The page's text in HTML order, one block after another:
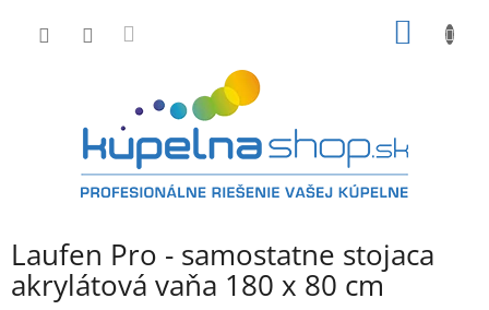
Laufen Pro - samostatne stojaca
akrylátová vaňa 180 x 80 cm